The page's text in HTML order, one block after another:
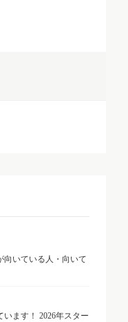
向いている人・向いて
ます！ 2026年スター